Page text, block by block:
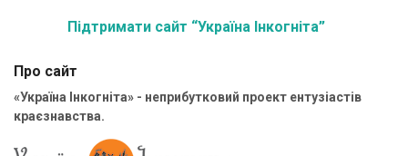
Підтримати сайт “Україна Інкогніта”
Про сайт
«Україна Інкогніта» - неприбутковий проект ентузіастів
краєзнавства.